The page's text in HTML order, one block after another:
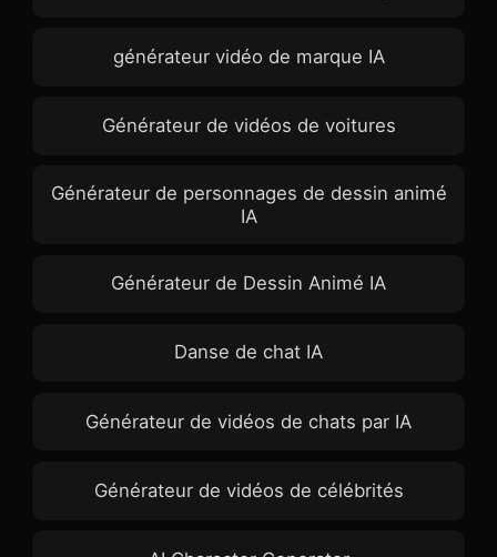
générateur vidéo de marque IA
Générateur de vidéos de voitures
Générateur de personnages de dessin animé
IA
Générateur de Dessin Animé IA
Danse de chat IA
Générateur de vidéos de chats par IA
Générateur de vidéos de célébrités